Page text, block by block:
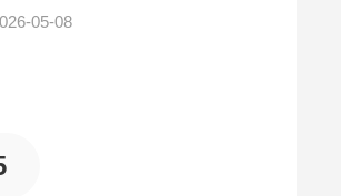
，且与其它相关蛋白无明显
05-08